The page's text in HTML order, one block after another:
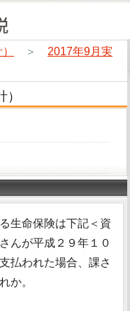
＞ 2017年9月実
生命保険は下記＜資
んが平成２９年１０
払われた場合、課さ
か。